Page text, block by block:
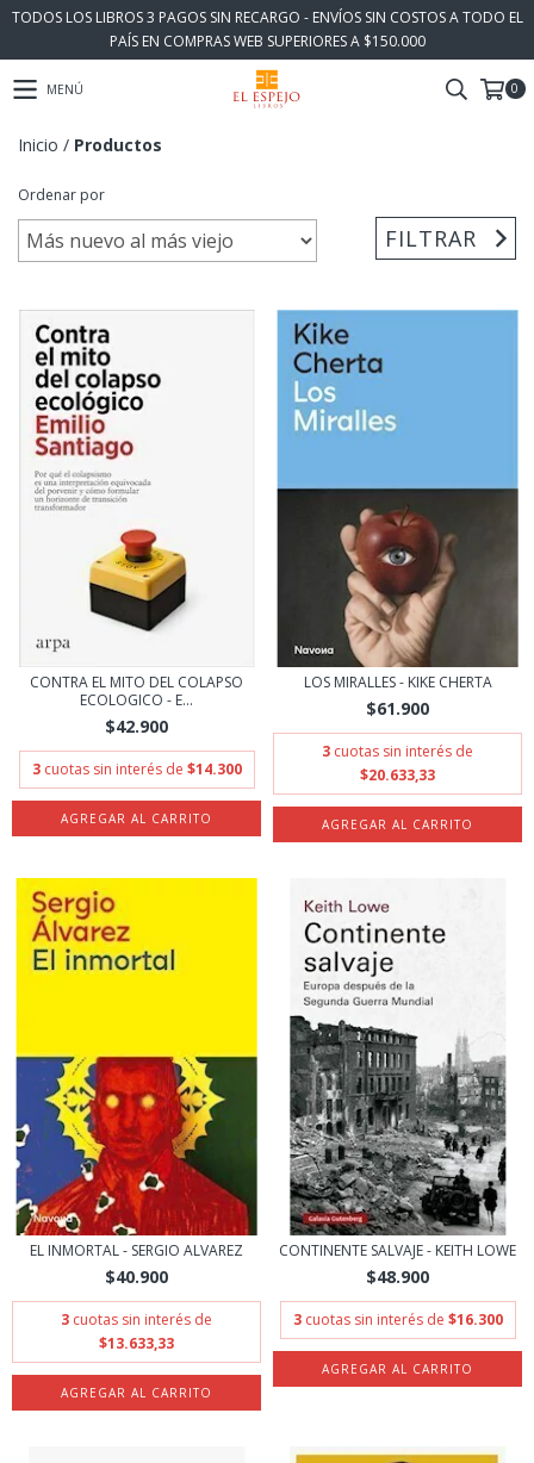
TODOS LOS LIBROS 3 PAGOS SIN RECARGO - ENVÍOS SIN COSTOS A TODO EL
PAÍS EN COMPRAS WEB SUPERIORES A $150.000
MENÚ 0
Inicio / Productos
Ordenar por
FILTRAR
CONTRA EL MITO DEL COLAPSO
ECOLOGICO - E...
$42.900
3 cuotas sin interés de $14.300
LOS MIRALLES - KIKE CHERTA
$61.900
3 cuotas sin interés de
$20.633,33
EL INMORTAL - SERGIO ALVAREZ
$40.900
3 cuotas sin interés de
$13.633,33
CONTINENTE SALVAJE - KEITH LOWE
$48.900
3 cuotas sin interés de $16.300